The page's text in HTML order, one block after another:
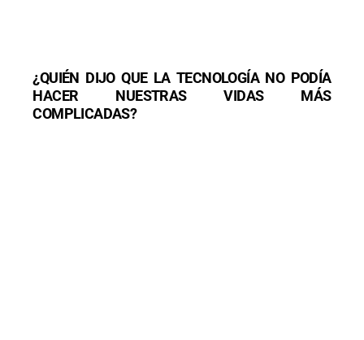
¿QUIÉN DIJO QUE LA TECNOLOGÍA NO PODÍA
HACER NUESTRAS VIDAS MÁS
COMPLICADAS?